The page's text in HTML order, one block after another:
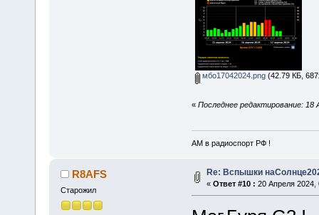
мбо17042024.png(42.79 КБ,
« Последнее редактирование: 18
АМ в радиоспорт РФ !
R8AFS
Старожил
Re: Вспышки
« Ответ #10 : 20 Апреля 2024,